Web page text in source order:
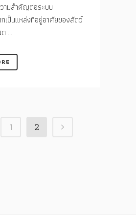
ามสำคัญต่อระบบ
กเป็นแหล่งที่อยู่อาศัยของสัตว์
...
1 2